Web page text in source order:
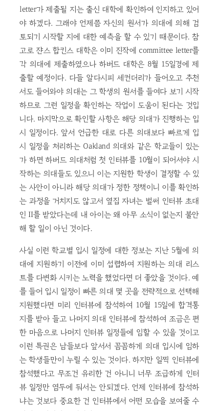
letter가 제출될 지는 출신 대학에 확인하여 인지하고 있어
야 하겠다. 그래야 언제쯤 자신의 원서가 의대에 의해 검
토되기 시작할 지에 대한 예측을 할 수 있기 때문이다. 참
고로 쟌스 합킨스 대학은 이미 진작에 committee letter를
각 의대에 제출하였으나 하버드 대학은 8월 15일경에 제
출할 예정이다. 다들 알다시피 세컨더리가 들어오고 추천
서도 들어와야 의대는 그 학생의 원서를 들여다 보기 시작
하므로 그런 일정을 확인하는 작업이 도움이 된다는 것입
니다. 마지막으로 확인할 사항은 해당 의대가 진행하는 입
시 일정이다. 앞서 언급한 대로 다른 의대보다 빠르게 입
시 일정을 처리하는 Oakland 의대와 같은 학교들이 있는
가 하면 하버드 의대처럼 첫 인터뷰를 10월이 되어서야 시
작하는 의대들도 있으니 이는 지원한 학생이 결정할 수 있
는 사안이 아니라 해당 의대가 정한 정책이니 이를 확인하
는 과정을 거치지도 않고서 옆집 자녀는 벌써 인터뷰 초대
인 II를 받았다는데 내 아이는 왜 아무 소식이 없는지 불안
해 할 일이 아닌 것이다.
사실 이런 학교별 입시 일정에 대한 정보는 지난 5월에 의
대에 지원하기 이전에 이미 섭렵하여 지원하는 의대 리스
트를 다변화 시키는 노력을 했었다면 더 좋았을 것이다. 예
를 들어 입시 일정이 빠른 의대 몇 곳을 전략적으로 선택해
지원했다면 미리 인터뷰에 참석하여 10월 15일에 합격통
지를 받아 들고 나머지 의대 인터뷰에 참석하여 조금은 편
한 마음으로 나머지 인터뷰 일정들에 임할 수 있을 것이고
이런 특권은 남들보다 앞서서 꼼꼼하게 의대 입시에 임하
는 학생들만이 누릴 수 있는 것이다. 하지만 일찍 인터뷰에
참석했다고 무조건 유리한 건 아니니 너무 조급하게 인터
뷰 일정만 염두에 둬서는 안되겠다. 언제 인터뷰에 참석하
냐는 것보다 중요한 건 인터뷰에서 어떤 모습을 보여줄 수